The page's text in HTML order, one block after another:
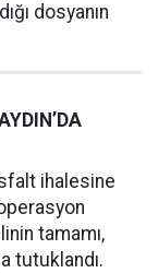
dosyanın
ihalesine
tamamı,
tutuklandı.